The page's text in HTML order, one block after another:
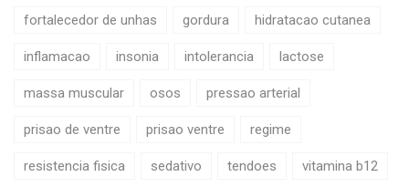
fortalecedor de unhas gordura hidratacao cutanea
inflamacao insonia intolerancia lactose
massa muscular osos pressao arterial
prisao de ventre prisao ventre regime
resistencia fisica sedativo tendoes vitamina b12